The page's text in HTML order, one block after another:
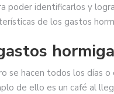
identificarlos y
de los gastos
hormiga
se hacen todos los días o
de ello es un café al